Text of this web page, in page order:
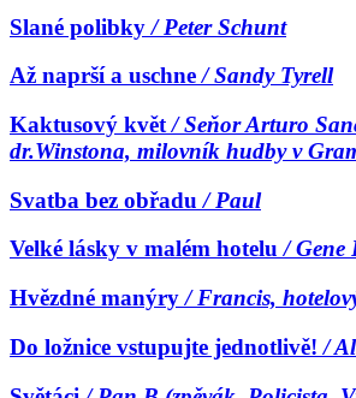
Slané polibky/ Peter Schunt
Až naprší a uschne/ Sandy Tyrell
Kaktusový květ/ Seňor Arturo
dr.Winstona, milovník hudby v
Svatba bez obřadu / Paul
Velké lásky v malém hotelu / Gene
Hvězdné manýry/ Francis,
Do ložnice vstupujte jednotlivě! /